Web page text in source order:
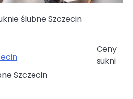
ślubne Szczecin
Szczecin
Ceny
sukni